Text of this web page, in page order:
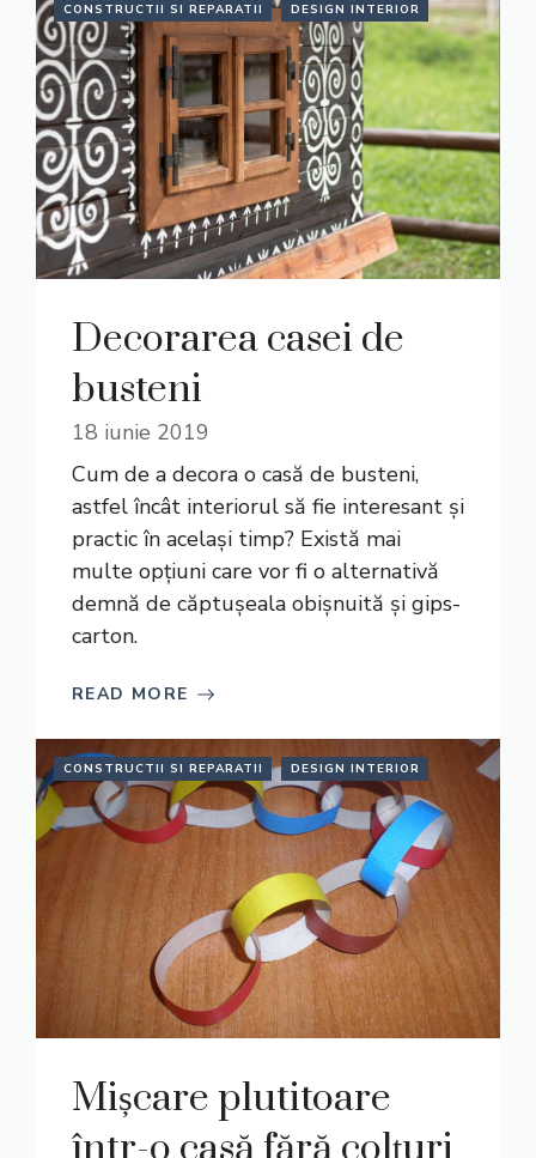
CONSTRUCTII SI REPARATII DESIGN INTERIOR
Decorarea casei de
busteni
18 iunie 2019
Cum de a decora o casă de busteni,
astfel încât interiorul să fie interesant și
practic în același timp? Există mai
multe opțiuni care vor fi o alternativă
demnă de căptușeala obișnuită și gips-
carton.
READ MORE
CONSTRUCTII SI REPARATII DESIGN INTERIOR
Mișcare plutitoare